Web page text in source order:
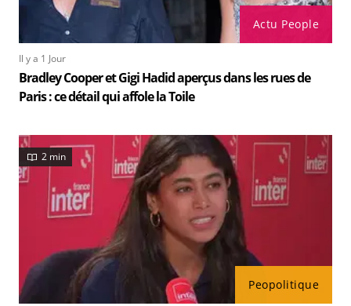
Actu People
Il y a 1 Jour
Bradley Cooper et Gigi Hadid aperçus dans les rues de
Paris : ce détail qui affole la Toile
Peopolitique
2 min